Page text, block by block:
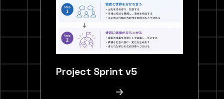
Project Sprint v5